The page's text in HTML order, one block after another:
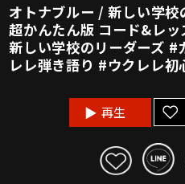
オトナブルー / 新しい学校
超かんたん版 コード&レ
新しい学校のリーダーズ
レレ弾き語り #ウクレレ初
再生